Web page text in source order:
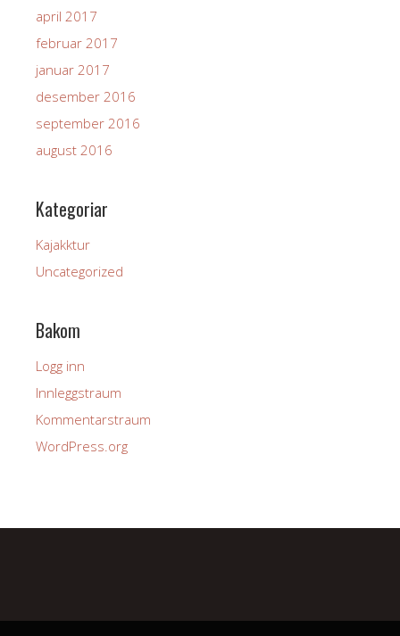
april 2017
februar 2017
januar 2017
desember 2016
september 2016
august 2016
Kategoriar
Kajakktur
Uncategorized
Bakom
Logg inn
Innleggstraum
Kommentarstraum
WordPress.org